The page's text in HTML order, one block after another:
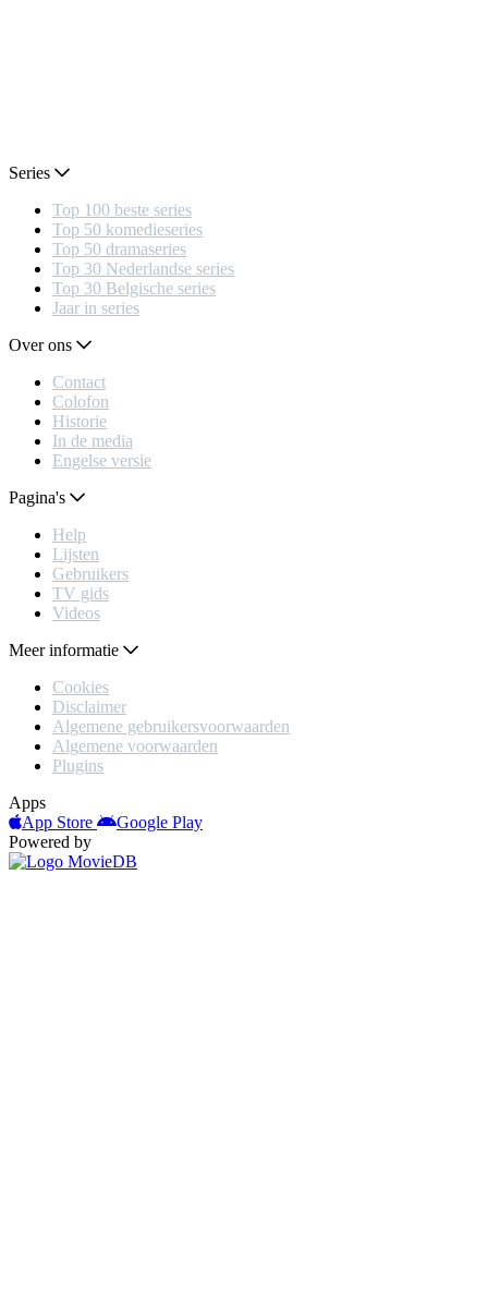
Series
Top 100 beste series
Top 50 komedieseries
Top 50 dramaseries
Top 30 Nederlandse series
Top 30 Belgische series
Jaar in series
Over ons
Contact
Colofon
Historie
In de media
Engelse versie
Pagina's
Help
Lijsten
Gebruikers
TV gids
Videos
Meer informatie
Cookies
Disclaimer
Algemene gebruikersvoorwaarden
Algemene voorwaarden
Plugins
Apps
App Store
Google Play
Powered by